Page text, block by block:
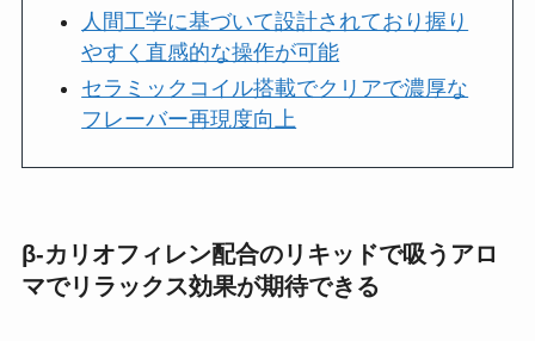
人間工学に基づいて設計されており握り
やすく直感的な操作が可能
セラミックコイル搭載でクリアで濃厚な
フレーバー再現度向上
β-カリオフィレン配合のリキッドで吸うアロ
マでリラックス効果が期待できる